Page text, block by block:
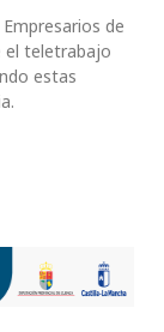
de
el teletrabajo
estas